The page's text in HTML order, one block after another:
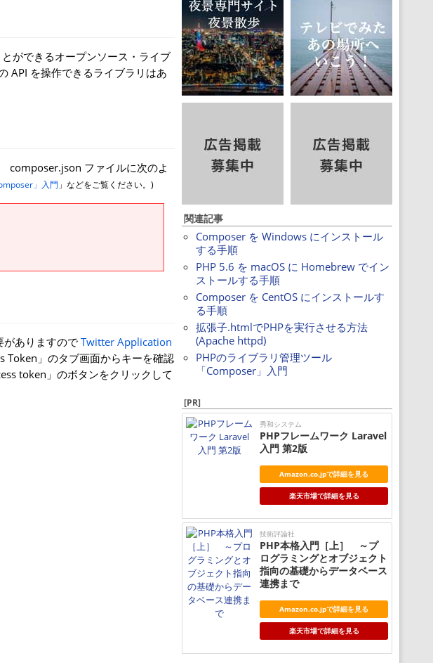
ができるオープンソース・ライブ
API を操作できるライブラリはあ
composer.json ファイルに次のよ
」入門 」などをご覧ください。)
がありますので Twitter Application
Token」のタブ画面からキーを確認
token」のボタンをクリックして
関連記事
Composer を Windows にインストール
する手順
PHP 5.6 を macOS に Homebrew でイン
ストールする手順
Composer を CentOS にインストールす
る手順
拡張子.htmlでPHPを実行させる方法
(Apache httpd)
PHPのライブラリ管理ツール
「Composer」入門
[PR]
秀和システム
PHPフレームワーク Laravel
入門 第2版
Amazon.co.jpで詳細を見る
楽天市場で詳細を見る
技術評論社
PHP本格入門［上］ ～プ
ログラミングとオブジェクト
指向の基礎からデータベース
連携まで
Amazon.co.jpで詳細を見る
楽天市場で詳細を見る